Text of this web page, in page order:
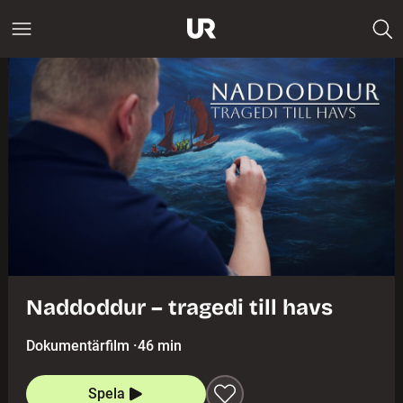
Naddoddur – tragedi till havs
Dokumentärfilm ·46 min
Spela